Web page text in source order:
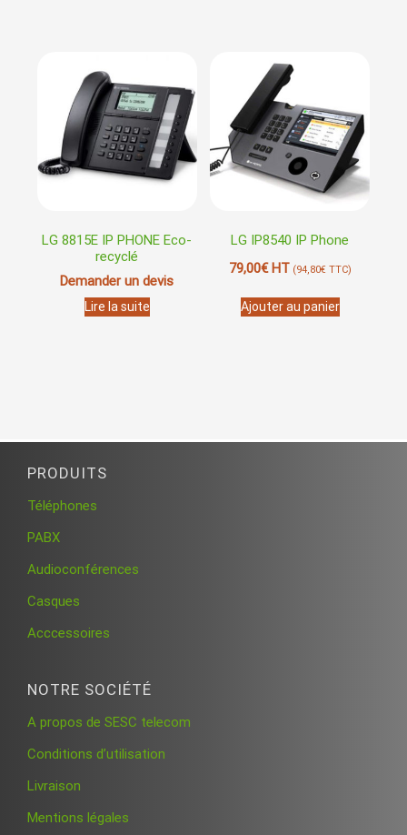
LG 8815E IP PHONE Eco-
recyclé
Demander un devis
Lire la suite
LG IP8540 IP Phone
79,00€HT (94,80€TTC)
Ajouter au panier
PRODUITS
Téléphones
PABX
Audioconférences
Casques
Acccessoires
NOTRE SOCIÉTÉ
A propos de SESC telecom
Conditions d’utilisation
Livraison
Mentions légales